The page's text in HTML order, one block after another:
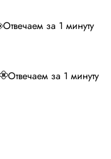
Отвечаем за 1 минуту
Отвечаем за 1 минуту